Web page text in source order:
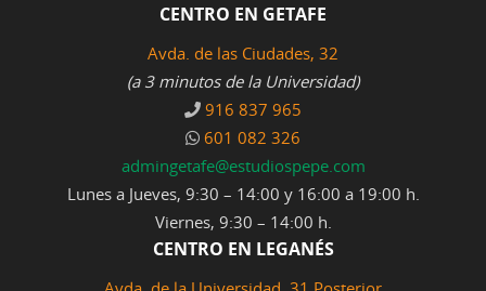
CENTRO EN GETAFE
Avda. de las Ciudades, 32
(a 3 minutos de la Universidad)
916 837 965
601 082 326
admingetafe@estudiospepe.com
Lunes a Jueves, 9:30 – 14:00 y 16:00 a 19:00 h.
Viernes, 9:30 – 14:00 h.
CENTRO EN LEGANÉS